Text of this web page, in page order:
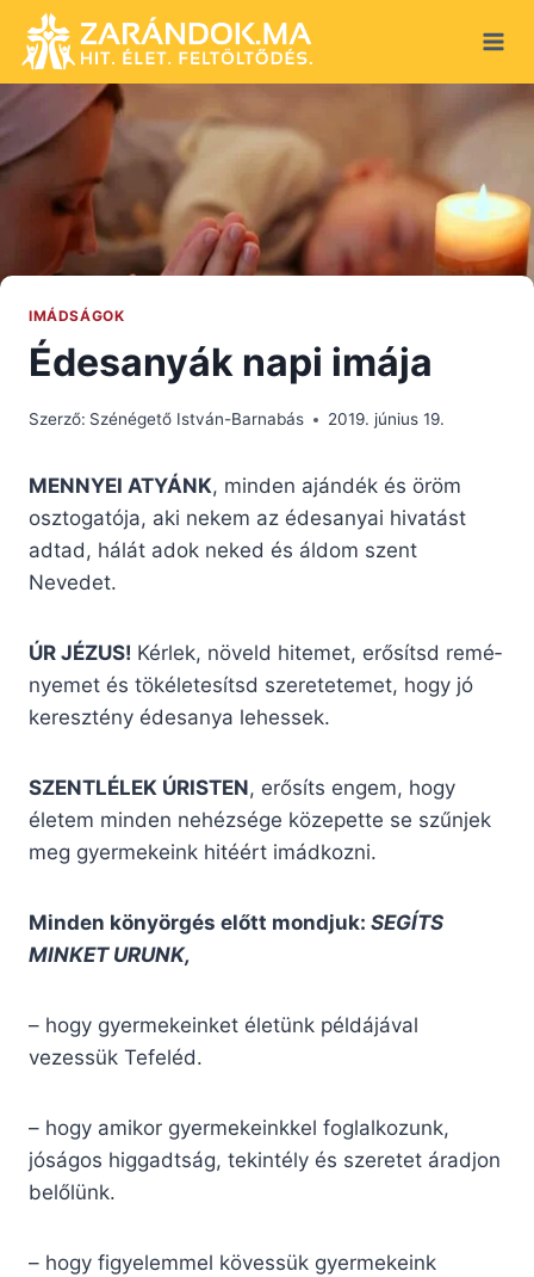
content
IMÁDSÁGOK
Édesanyák napi imája
Szerző: Szénégető István-Barnabás 2019. június 19.
MENNYEI ATYÁNK, minden ajándék és öröm
osztogatója, aki nekem az édesanyai hivatást
adtad, hálát adok neked és áldom szent
Nevedet.
ÚR JÉZUS! Kérlek, növeld hitemet, erősítsd remé­
nyemet és tökéletesítsd szeretetemet, hogy jó
keresztény édesanya lehessek.
SZENTLÉLEK ÚRISTEN, erősíts engem, hogy
életem minden nehéz­sége közepette se szűnjek
meg gyerme­keink hitéért imádkozni.
Minden könyörgés előtt mondjuk: SEGÍTS
MINKET URUNK,
– hogy gyermekeinket életünk példájával
vezessük Tefeléd.
– hogy amikor gyermekeinkkel foglalko­zunk,
jóságos higgadtság, tekintély és szeretet áradjon
belőlünk.
– hogy figyelemmel kövessük gyermekeink